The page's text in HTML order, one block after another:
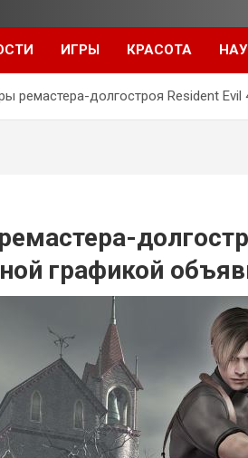
ИГРЫ КРАСОТА
ремастера-долгостроя Resident
графикой